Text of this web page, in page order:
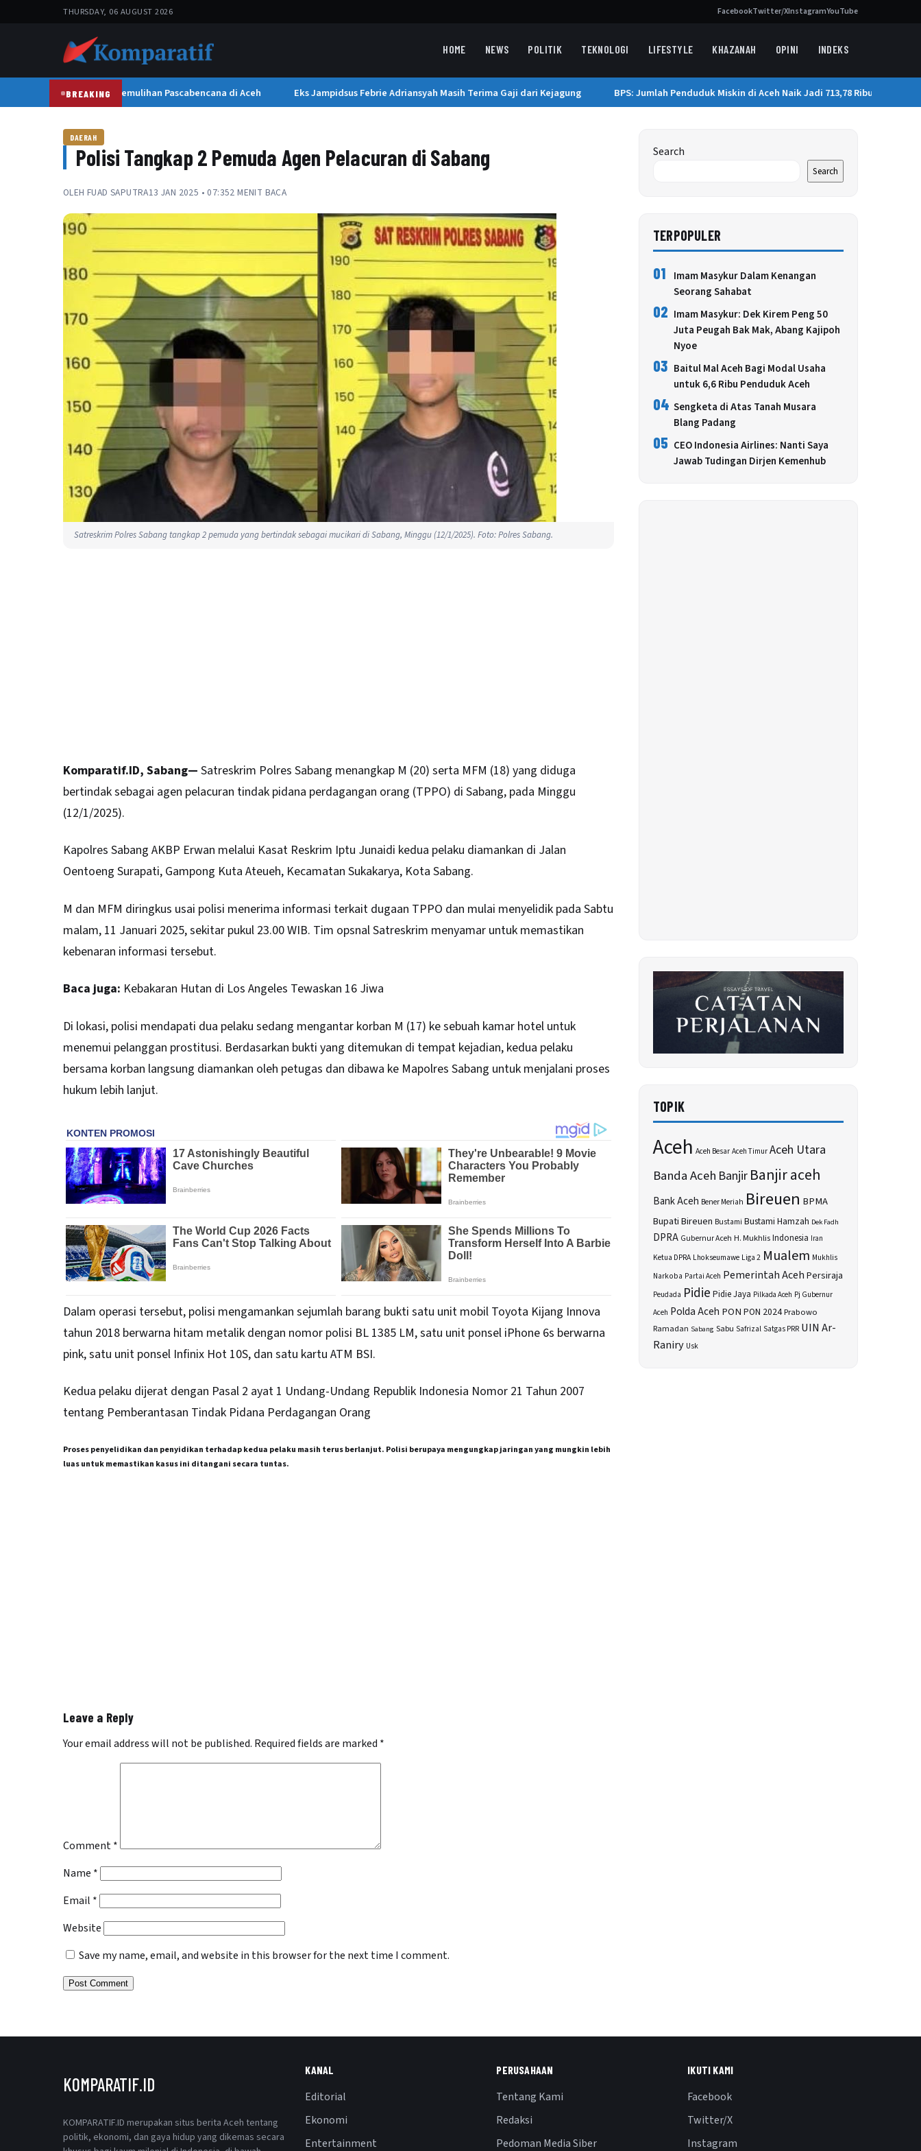
THURSDAY, 06 AUGUST 2026 FacebookTwitter/XInstagramYouTube
HOME NEWS POLITIK TEKNOLOGI LIFESTYLE KHAZANAH OPINI INDEKS
BREAKING
Wapres Gibran Tinjau Pemulihan Pascabencana di Aceh Eks Jampidsus Febrie Adriansyah Masih Terima Gaji dari Kejagung BPS: Jumlah Penduduk Miskin di Aceh Naik Jadi 713,78 Ribu Orang
DAERAH
Polisi Tangkap 2 Pemuda Agen Pelacuran di Sabang
OLEH FUAD SAPUTRA13 JAN 2025 • 07:352 MENIT BACA
Satreskrim Polres Sabang tangkap 2 pemuda yang bertindak sebagai mucikari di Sabang, Minggu (12/1/2025). Foto: Polres Sabang.
Komparatif.ID, Sabang— Satreskrim Polres Sabang menangkap M (20) serta MFM (18) yang diduga
bertindak sebagai agen pelacuran tindak pidana perdagangan orang (TPPO) di Sabang, pada Minggu
(12/1/2025).
Kapolres Sabang AKBP Erwan melalui Kasat Reskrim Iptu Junaidi kedua pelaku diamankan di Jalan
Oentoeng Surapati, Gampong Kuta Ateueh, Kecamatan Sukakarya, Kota Sabang.
M dan MFM diringkus usai polisi menerima informasi terkait dugaan TPPO dan mulai menyelidik pada Sabtu
malam, 11 Januari 2025, sekitar pukul 23.00 WIB. Tim opsnal Satreskrim menyamar untuk memastikan
kebenaran informasi tersebut.
Baca juga: Kebakaran Hutan di Los Angeles Tewaskan 16 Jiwa
Di lokasi, polisi mendapati dua pelaku sedang mengantar korban M (17) ke sebuah kamar hotel untuk
menemui pelanggan prostitusi. Berdasarkan bukti yang ditemukan di tempat kejadian, kedua pelaku
bersama korban langsung diamankan oleh petugas dan dibawa ke Mapolres Sabang untuk menjalani proses
hukum lebih lanjut.
Dalam operasi tersebut, polisi mengamankan sejumlah barang bukti satu unit mobil Toyota Kijang Innova
tahun 2018 berwarna hitam metalik dengan nomor polisi BL 1385 LM, satu unit ponsel iPhone 6s berwarna
pink, satu unit ponsel Infinix Hot 10S, dan satu kartu ATM BSI.
Kedua pelaku dijerat dengan Pasal 2 ayat 1 Undang-Undang Republik Indonesia Nomor 21 Tahun 2007
tentang Pemberantasan Tindak Pidana Perdagangan Orang
Proses penyelidikan dan penyidikan terhadap kedua pelaku masih terus berlanjut. Polisi berupaya mengungkap jaringan yang mungkin lebih
luas untuk memastikan kasus ini ditangani secara tuntas.
Leave a Reply
Your email address will not be published. Required fields are marked *
Comment*
Name *
Email *
Website
Save my name, email, and website in this browser for the next time I comment.
Search
Search
TERPOPULER
01
Imam Masykur Dalam Kenangan
Seorang Sahabat
02 Imam Masykur: Dek Kirem Peng 50
Juta Peugah Bak Mak, Abang Kajipoh
Nyoe
03 Baitul Mal Aceh Bagi Modal Usaha
untuk 6,6 Ribu Penduduk Aceh
04 Sengketa di Atas Tanah Musara
Blang Padang
05 CEO Indonesia Airlines: Nanti Saya
Jawab Tudingan Dirjen Kemenhub
TOPIK
Aceh Aceh Besar Aceh Timur Aceh Utara
Banda Aceh BanjirBanjir aceh
Bank Aceh Bener Meriah Bireuen BPMA
Bupati Bireuen Bustami Bustami Hamzah Dek Fadh
DPRA Gubernur Aceh H. MukhlisIndonesia Iran
Ketua DPRA Lhokseumawe Liga 2 Mualem Mukhlis
Narkoba Partai Aceh Pemerintah AcehPersiraja
Peudada Pidie Pidie Jaya Pilkada Aceh Pj Gubernur
Aceh Polda Aceh PON PON 2024Prabowo
Ramadan Sabang Sabu Safrizal Satgas PRR UIN Ar-
Raniry Usk
KOMPARATIF.ID
KOMPARATIF.ID merupakan situs berita Aceh tentang
politik, ekonomi, dan gaya hidup yang dikemas secara
KANAL
Editorial
Ekonomi
Entertainment
PERUSAHAAN
Tentang Kami
Redaksi
Pedoman Media Siber
IKUTI KAMI
Facebook
Twitter/X
Instagram